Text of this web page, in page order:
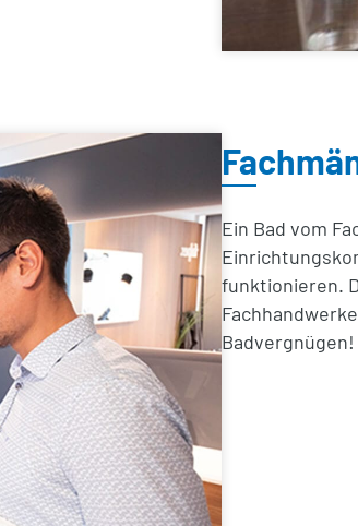
Ein Bad vom
funktionieren.
Badvergnügen!